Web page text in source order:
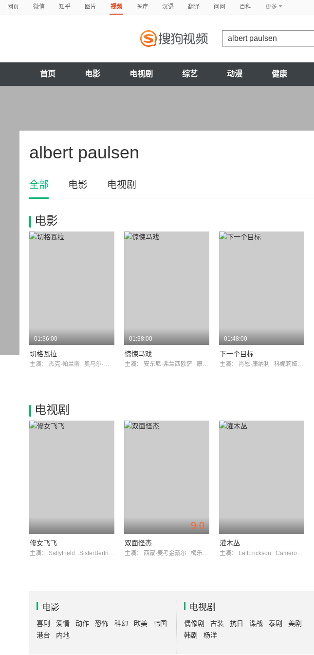
网页 微信 知乎 图片 视频 医疗 汉语 翻译 问问 百科 更多
首页 电影 电视剧 综艺 动漫 健康
albert paulsen
全部 电影 电视剧
电影
01:36:00
切格瓦拉
主演： 杰克·帕兰斯 奥马尔·沙里夫
01:38:00
惊悚马戏
主演： 安东尼·弗兰西欧萨 康妮·史蒂文斯
01:48:00
下一个目标
主演： 肖恩·康纳利 科妮莉娅·夏普
电视剧
修女飞飞
主演： SallyField...SisterBertrille ShelleyMorrison...SisterSixto
9.0
双面怪杰
主演： 西蒙·麦考金戴尔 梅乐蒂·安德森
灌木丛
主演： LeifErickson CameronMitchell
电影
喜剧 爱情 动作 恐怖 科幻 欧美
韩国
港台
内地
电视剧
偶像剧 古装 抗日 谍战 泰剧
美剧
韩剧
杨洋